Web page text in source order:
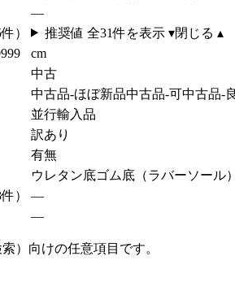
—
） 推奨値 全31件を表示 ▾閉じる ▴
cm
中古
中古品-ほぼ新品中古品-可中古品-
並行輸入品
訳あり
有無
ウレタン底ゴム底（ラバーソール）
）
—
—
）向けの任意項目です。